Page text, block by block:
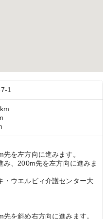
1
を左方向に進みます。
み、200m先を左方向に進みま
・ウエルビィ介護センター大
を斜め右方向に進みます。